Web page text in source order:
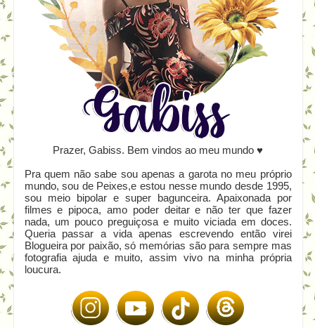
Prazer, Gabiss. Bem vindos ao meu mundo ♥
Pra quem não sabe sou apenas a garota no meu próprio
mundo, sou de Peixes,e estou nesse mundo desde 1995,
sou meio bipolar e super bagunceira. Apaixonada por
filmes e pipoca, amo poder deitar e não ter que fazer
nada, um pouco preguiçosa e muito viciada em doces.
Queria passar a vida apenas escrevendo então virei
Blogueira por paixão, só memórias são para sempre mas
fotografia ajuda e muito, assim vivo na minha própria
loucura.